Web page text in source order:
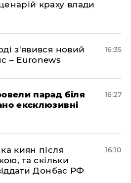
краху влади
з'явився новий
– Euronews
16:35
парад біля
ексклюзивні
16:27
киян після
та скільки
Донбас РФ
16:10